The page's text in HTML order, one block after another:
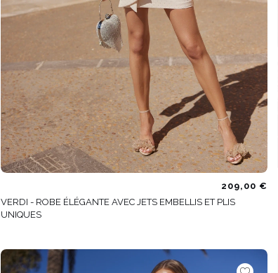
209,00 €
VERDI - ROBE ÉLÉGANTE AVEC JETS EMBELLIS ET PLIS
UNIQUES